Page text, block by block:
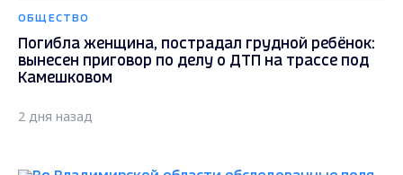
ОБЩЕСТВО
Погибла женщина, пострадал грудной ребёнок:
вынесен приговор по делу о ДТП на трассе под
Камешковом
2 дня назад